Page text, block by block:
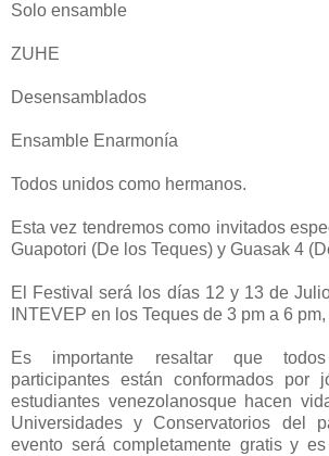
Solo ensamble
ZUHE
Desensamblados
Ensamble Enarmonía
Todos unidos como hermanos.
Esta vez tendremos como invitados
Guapotori (De los Teques) y Guasak 4
El Festival será los días 12 y 13 de
INTEVEP en los Teques de 3 pm a 6
Es importante resaltar que
participantes están conformados por
estudiantes venezolanosque hacen
Universidades y Conservatorios del
evento será completamente gratis y